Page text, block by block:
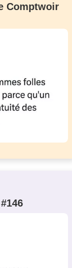
Comptwoir